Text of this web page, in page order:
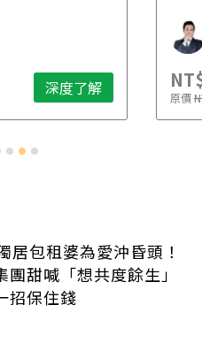
深度了解 原價
居包租婆為愛沖昏頭！
團甜喊「想共度餘生」
招保住錢